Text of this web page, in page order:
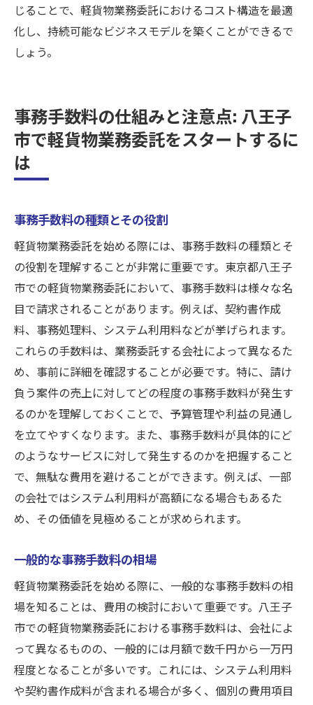
じることで、軽貨物業務委託におけるコスト構造を最適
化し、持続可能なビジネスモデルを築くことができるで
しょう。
事務手数料の仕組みと注意点: 八王子
市で軽貨物業務委託をスタートするに
は
事務手数料の種類とその役割
軽貨物業務委託を始める際には、事務手数料の種類とそ
の役割を理解することが非常に重要です。東京都八王子
市での軽貨物業務委託において、事務手数料は様々な名
目で請求されることがあります。例えば、契約書作成
料、事務処理料、システム利用料などが挙げられます。
これらの手数料は、業務委託する会社によって異なるた
め、事前に詳細を確認することが必要です。特に、請け
負う案件の売上に対してどの程度の事務手数料が発生す
るのかを理解しておくことで、予算管理や利益の見通し
を立てやすくなります。また、事務手数料が具体的にど
のようなサービスに対して発生するのかを把握すること
で、無駄な費用を避けることができます。例えば、一部
の会社ではシステム利用料が高額になる場合もあるた
め、その価値を見極めることが求められます。
一般的な事務手数料の相場
軽貨物業務委託を始める際に、一般的な事務手数料の相
場を知ることは、費用の検討において重要です。八王子
市での軽貨物業務委託における事務手数料は、会社によ
って異なるものの、一般的には月額で数千円から一万円
程度となることが多いです。これには、システム利用料
や契約書作成料が含まれる場合が多く、個別の費用項目